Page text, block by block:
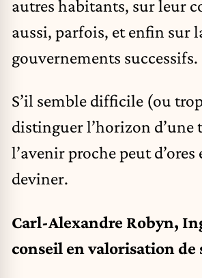
autres habitants, sur leur
aussi, parfois, et enfin sur
gouvernements successifs.
S’il semble difficile (ou
distinguer l’horizon d’une
l’avenir proche peut d’ores
deviner.
Carl-Alexandre Robyn,
conseil en valorisation de